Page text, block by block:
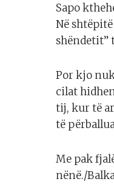
Sapo
Në
shëndetit”
Por kjo
cilat
tij, kur të
të
Me pak
nënë./